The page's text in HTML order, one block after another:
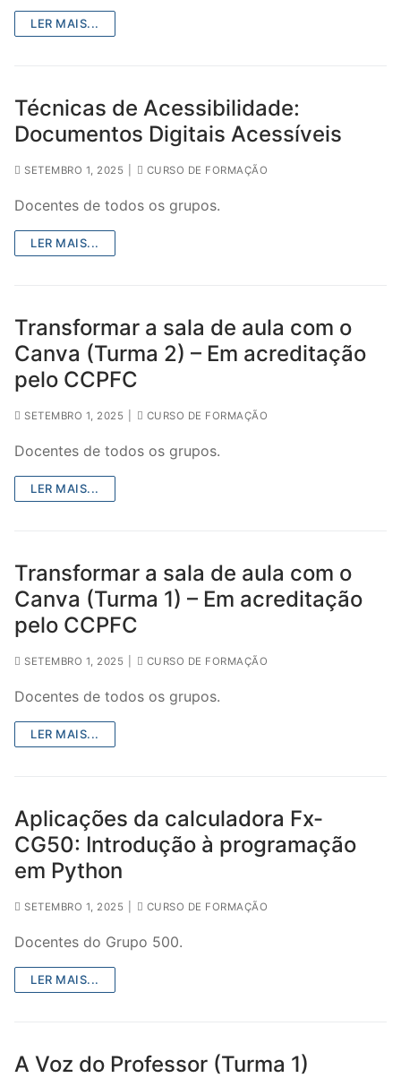
1º CICLO
EDUCAÇÃO ESPECIAL
PARTICULAR / IPSS / MISERICÓRDIAS
ENSINO SUPERIOR
PROFESSORES CONTRATADOS
Formação
Área de Sócios
Contactos
LER MAIS...
Técnicas de Acessibilidade:
Documentos Digitais Acessíveis
SETEMBRO 1, 2025 CURSO DE FORMAÇÃO
Docentes de todos os grupos.
LER MAIS...
Transformar a sala de aula com o
Canva (Turma 2) – Em acreditação
pelo CCPFC
SETEMBRO 1, 2025 CURSO DE FORMAÇÃO
Docentes de todos os grupos.
LER MAIS...
Transformar a sala de aula com o
Canva (Turma 1) – Em acreditação
pelo CCPFC
SETEMBRO 1, 2025 CURSO DE FORMAÇÃO
Docentes de todos os grupos.
LER MAIS...
Aplicações da calculadora Fx-
CG50: Introdução à programação
em Python
SETEMBRO 1, 2025 CURSO DE FORMAÇÃO
Docentes do Grupo 500.
LER MAIS...
A Voz do Professor (Turma 1)